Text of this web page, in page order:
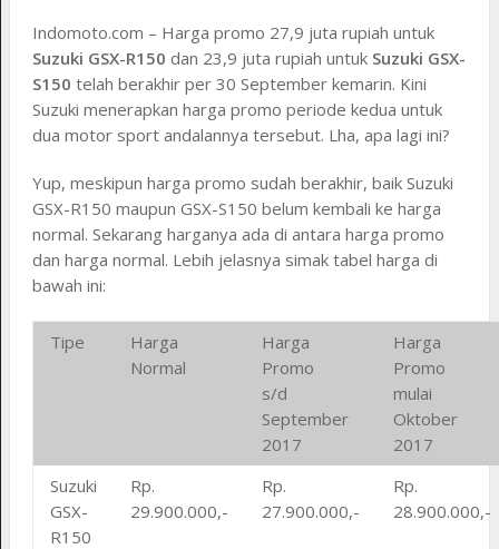
Indomoto.com – Harga promo 27,9 juta rupiah untuk
Suzuki GSX-R150 dan 23,9 juta rupiah untuk Suzuki GSX-
S150 telah berakhir per 30 September kemarin. Kini
Suzuki menerapkan harga promo periode kedua untuk
dua motor sport andalannya tersebut. Lha, apa lagi ini?
Yup, meskipun harga promo sudah berakhir, baik Suzuki
GSX-R150 maupun GSX-S150 belum kembali ke harga
normal. Sekarang harganya ada di antara harga promo
dan harga normal. Lebih jelasnya simak tabel harga di
bawah ini:
Tipe
Harga
Normal
Harga
Promo
s/d
September
2017
Harga
Promo
mulai
Oktober
2017
Suzuki
GSX-
R150
Rp.
29.900.000,-
Rp.
27.900.000,-
Rp.
28.900.000,-